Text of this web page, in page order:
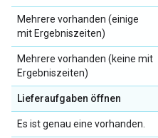
Mehrere vorhanden (einige
mit Ergebniszeiten)
Mehrere vorhanden (keine mit
Ergebniszeiten)
Lieferaufgaben öffnen
Es ist genau eine vorhanden.